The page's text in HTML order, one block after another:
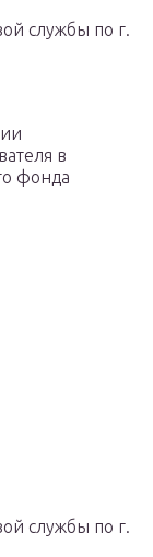
службы по г.
в
фонда
службы по г.